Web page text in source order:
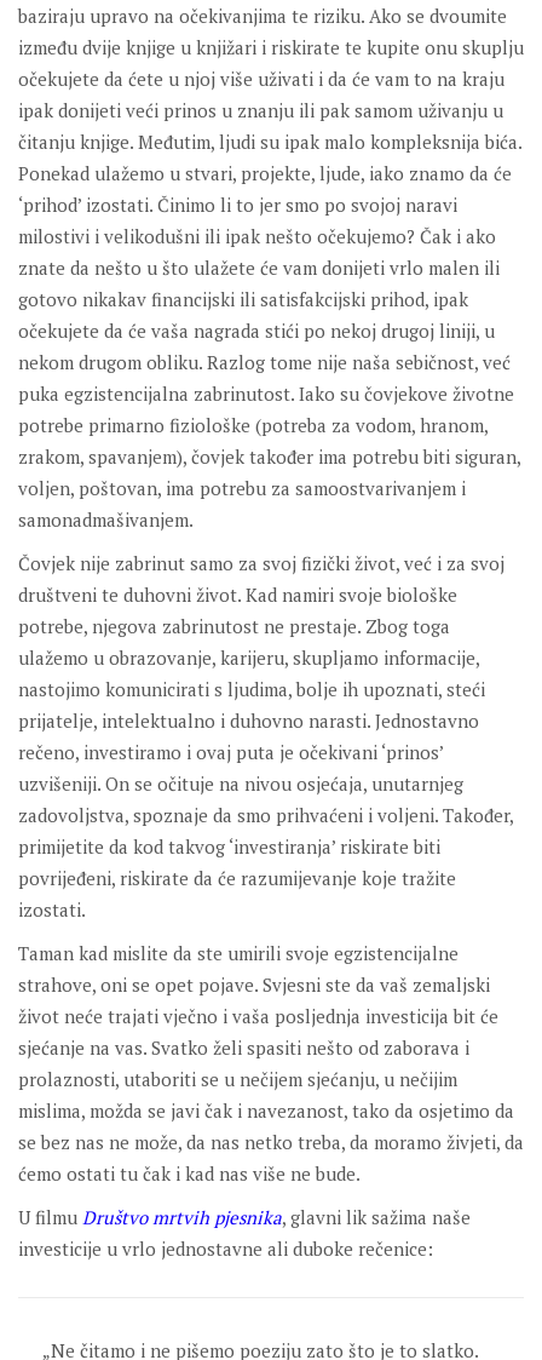
baziraju upravo na očekivanjima te riziku. Ako se dvoumite
između dvije knjige u knjižari i riskirate te kupite onu skuplju
očekujete da ćete u njoj više uživati i da će vam to na kraju
ipak donijeti veći prinos u znanju ili pak samom uživanju u
čitanju knjige. Međutim, ljudi su ipak malo kompleksnija bića.
Ponekad ulažemo u stvari, projekte, ljude, iako znamo da će
‘prihod’ izostati. Činimo li to jer smo po svojoj naravi
milostivi i velikodušni ili ipak nešto očekujemo? Čak i ako
znate da nešto u što ulažete će vam donijeti vrlo malen ili
gotovo nikakav financijski ili satisfakcijski prihod, ipak
očekujete da će vaša nagrada stići po nekoj drugoj liniji, u
nekom drugom obliku. Razlog tome nije naša sebičnost, već
puka egzistencijalna zabrinutost. Iako su čovjekove životne
potrebe primarno fiziološke (potreba za vodom, hranom,
zrakom, spavanjem), čovjek također ima potrebu biti siguran,
voljen, poštovan, ima potrebu za samoostvarivanjem i
samonadmašivanjem.
Čovjek nije zabrinut samo za svoj fizički život, već i za svoj
društveni te duhovni život. Kad namiri svoje biološke
potrebe, njegova zabrinutost ne prestaje. Zbog toga
ulažemo u obrazovanje, karijeru, skupljamo informacije,
nastojimo komunicirati s ljudima, bolje ih upoznati, steći
prijatelje, intelektualno i duhovno narasti. Jednostavno
rečeno, investiramo i ovaj puta je očekivani ‘prinos’
uzvišeniji. On se očituje na nivou osjećaja, unutarnjeg
zadovoljstva, spoznaje da smo prihvaćeni i voljeni. Također,
primijetite da kod takvog ‘investiranja’ riskirate biti
povrijeđeni, riskirate da će razumijevanje koje tražite
izostati.
Taman kad mislite da ste umirili svoje egzistencijalne
strahove, oni se opet pojave. Svjesni ste da vaš zemaljski
život neće trajati vječno i vaša posljednja investicija bit će
sjećanje na vas. Svatko želi spasiti nešto od zaborava i
prolaznosti, utaboriti se u nečijem sjećanju, u nečijim
mislima, možda se javi čak i navezanost, tako da osjetimo da
se bez nas ne može, da nas netko treba, da moramo živjeti, da
ćemo ostati tu čak i kad nas više ne bude.
U filmu Društvo mrtvih pjesnika, glavni lik sažima naše
investicije u vrlo jednostavne ali duboke rečenice:
„Ne čitamo i ne pišemo poeziju zato što je to slatko.